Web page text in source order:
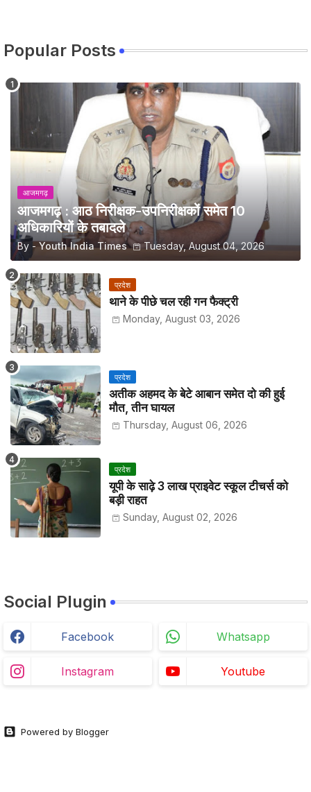
Popular Posts
आजमगढ़
आजमगढ़ : आठ निरीक्षक-उपनिरीक्षकों समेत 10
अधिकारियों के तबादले
By - Youth India Times Tuesday, August 04, 2026
प्रदेश
थाने के पीछे चल रही गन फैक्ट्री
Monday, August 03, 2026
प्रदेश
अतीक अहमद के बेटे आबान समेत दो की हुई
मौत, तीन घायल
Thursday, August 06, 2026
प्रदेश
यूपी के साढ़े 3 लाख प्राइवेट स्कूल टीचर्स को
बड़ी राहत
Sunday, August 02, 2026
Social Plugin
Facebook Whatsapp
Instagram Youtube
Powered by Blogger